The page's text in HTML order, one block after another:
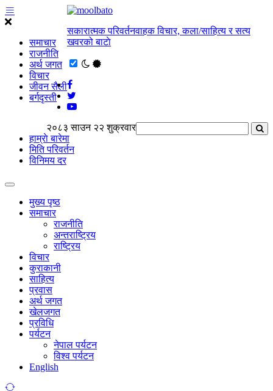
समाचार
राजनीति
अर्थ जगत
विचार
जीवन सैली
बर्गदृस्ती
सकारात्मक परिवर्तनवाहक विचार, कला/साहित्य र सत्य
खवरको बाटाे
२०८३ साउन २२ शुक्रवार
हाम्राे बारेमा
मिति परिवर्तन
विनिमय दर
मुख्य पृष्ठ
समाचार
राजनीति
अन्तराष्ट्रिय
राष्ट्रिय
विचार
कुराकानी
साहित्य
प्रवास
अर्थ जगत
खेलजगत
प्रविधि
पर्यटन
नेपाल पर्यटन
विश्व पर्यटन
English